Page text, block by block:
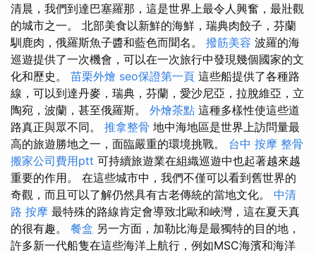
清晨，我們到達巴塞羅那，這是世界上最令人興奮，最壯觀
的城市之一。 北部美食以新鮮的海鮮，瑞典肉餃子，芬蘭
馴鹿肉，俄羅斯魚子醬和藍色而聞名。 撥筋美容 波羅的海
巡遊提供了一次機會，可以在一次旅行中發現幾個國家的文
化和歷史。 苗栗外燴 seo保證第一頁 這些船提供了各種路
線，可以到達丹麥，瑞典，芬蘭，愛沙尼亞，拉脫維亞，立
陶宛，波蘭，甚至俄羅斯。 外燴茶點 這種多樣性使這些道
路真正與眾不同。 推拿整骨 地中海地區是世界上訪問量最
高的旅遊勝地之一，面臨嚴重的環境挑戰。 台中 按摩 整骨
搬家公司費用ptt 可持續旅遊業在組織巡遊中也起著越來越
重要的作用。 在這些城市中，我們不僅可以看到舊世界的
奇觀，而且可以了解仍然具有古老傳統的當地文化。 中清
路 按摩 最特殊的路線肯定會導致北歐和峽灣，這在夏天真
的很有趣。 餐盒 另一方面，加勒比海是最獨特的目的地，
許多新一代船隻在這些海洋上航行，例如MSC海濱和海洋